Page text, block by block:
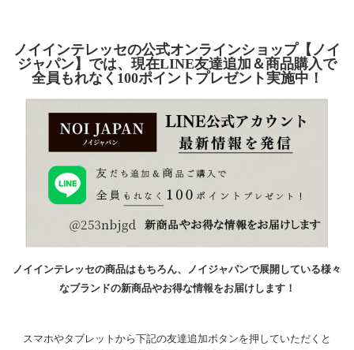
ノイインテレッセの公式オンラインショップ【ノイ
ジャパン】では、現在LINE友達追加＆商品購入で
全員もれなく100ポイントプレゼント実施中！
ノイインテレッセの商品はもちろん、ノイジャパンで展開している様々
なブランドの新商品やお得な情報をお届けします！
スマホやタブレットから下記の友達追加ボタンを押していただくと